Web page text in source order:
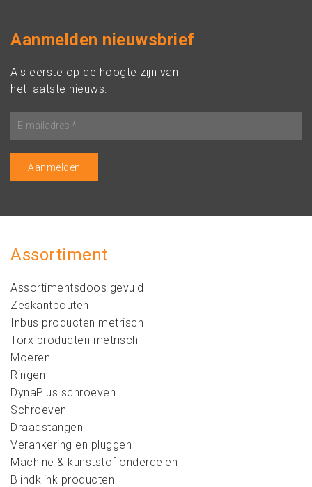
Aanmelden nieuwsbrief
Als eerste op de hoogte zijn van
het laatste nieuws:
Assortiment
Assortimentsdoos gevuld
Zeskantbouten
Inbus producten metrisch
Torx producten metrisch
Moeren
Ringen
DynaPlus schroeven
Schroeven
Draadstangen
Verankering en pluggen
Machine & kunststof onderdelen
Blindklink producten